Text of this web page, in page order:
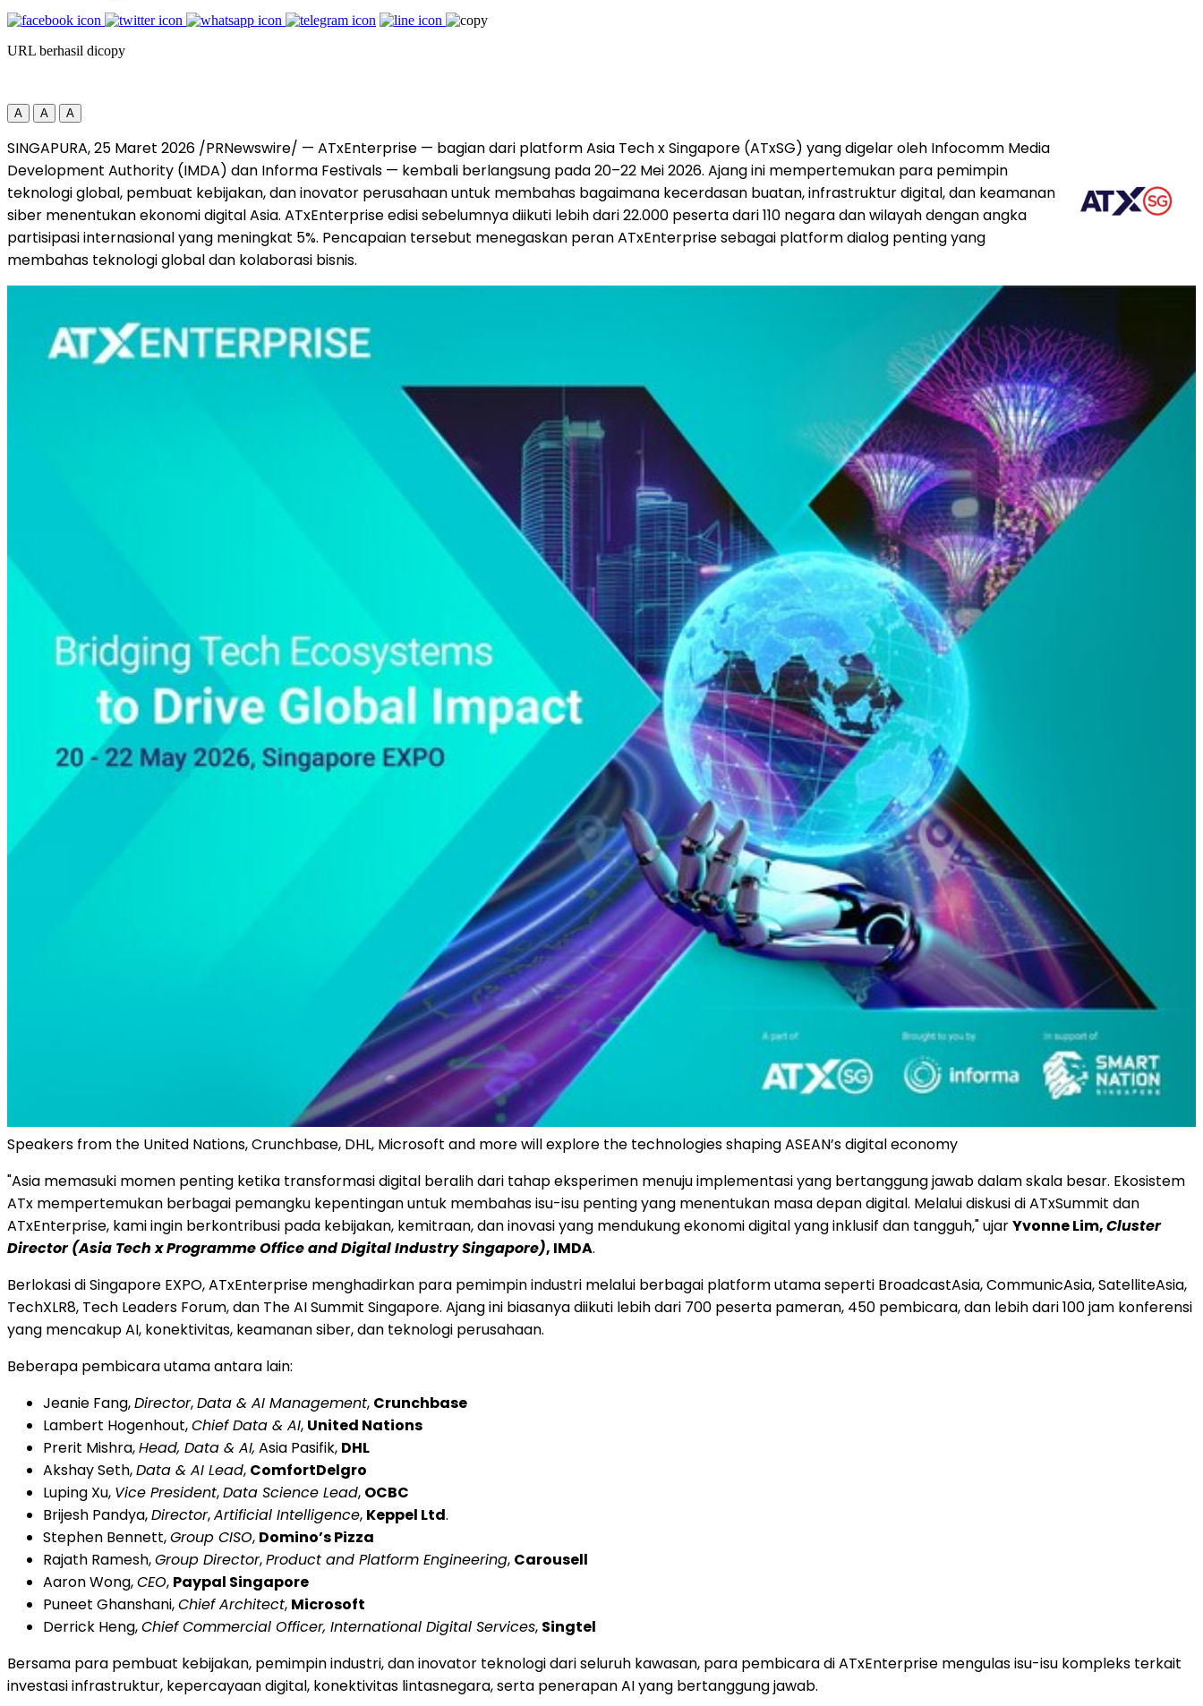
URL berhasil dicopy
A A A
SINGAPURA, 25 Maret 2026 /PRNewswire/ — ATxEnterprise — bagian dari platform Asia Tech x Singapore (ATxSG) yang digelar oleh Infocomm Media
Development Authority (IMDA) dan Informa Festivals — kembali berlangsung pada 20–22 Mei 2026. Ajang ini mempertemukan para pemimpin
teknologi global, pembuat kebijakan, dan inovator perusahaan untuk membahas bagaimana kecerdasan buatan, infrastruktur digital, dan keamanan
siber menentukan ekonomi digital Asia. ATxEnterprise edisi sebelumnya diikuti lebih dari 22.000 peserta dari 110 negara dan wilayah dengan angka
partisipasi internasional yang meningkat 5%. Pencapaian tersebut menegaskan peran ATxEnterprise sebagai platform dialog penting yang
membahas teknologi global dan kolaborasi bisnis.
Speakers from the United Nations, Crunchbase, DHL, Microsoft and more will explore the technologies shaping ASEAN’s digital economy
"Asia memasuki momen penting ketika transformasi digital beralih dari tahap eksperimen menuju implementasi yang bertanggung jawab dalam skala besar. Ekosistem
ATx mempertemukan berbagai pemangku kepentingan untuk membahas isu-isu penting yang menentukan masa depan digital. Melalui diskusi di ATxSummit dan
ATxEnterprise, kami ingin berkontribusi pada kebijakan, kemitraan, dan inovasi yang mendukung ekonomi digital yang inklusif dan tangguh," ujarYvonne Lim,Cluster
Director (Asia Tech x Programme Office and Digital Industry Singapore), IMDA.
Berlokasi di Singapore EXPO, ATxEnterprise menghadirkan para pemimpin industri melalui berbagai platform utama seperti BroadcastAsia, CommunicAsia, SatelliteAsia,
TechXLR8, Tech Leaders Forum, dan The AI Summit Singapore. Ajang ini biasanya diikuti lebih dari 700 peserta pameran, 450 pembicara, dan lebih dari 100 jam konferensi
yang mencakup AI, konektivitas, keamanan siber, dan teknologi perusahaan.
Beberapa pembicara utama antara lain:
Jeanie Fang,Director,Data & AI Management, Crunchbase
Lambert Hogenhout,Chief Data & AI, United Nations
Prerit Mishra,Head, Data & AI, Asia Pasifik, DHL
Akshay Seth,Data & AI Lead, ComfortDelgro
Luping Xu, Vice President,Data Science Lead, OCBC
Brijesh Pandya,Director,Artificial Intelligence, Keppel Ltd.
Stephen Bennett,Group CISO, Domino’s Pizza
Rajath Ramesh,Group Director,Product and Platform Engineering, Carousell
Aaron Wong,CEO, Paypal Singapore
Puneet Ghanshani,Chief Architect, Microsoft
Derrick Heng,Chief Commercial Officer, International Digital Services, Singtel
Bersama para pembuat kebijakan, pemimpin industri, dan inovator teknologi dari seluruh kawasan, para pembicara di ATxEnterprise mengulas isu-isu kompleks terkait
investasi infrastruktur, kepercayaan digital, konektivitas lintasnegara, serta penerapan AI yang bertanggung jawab.